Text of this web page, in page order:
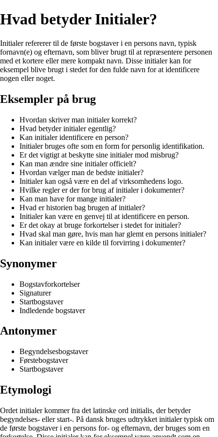
Hvad betyder Initialer?
Initialer refererer til de første bogstaver i en persons navn, typisk
fornavn(e) og efternavn, som bliver brugt til at repræsentere personen
med et kortere eller mere kompakt navn. Disse initialer kan for
eksempel blive brugt i stedet for den fulde navn for at identificere
nogen eller noget.
Eksempler på brug
Hvordan skriver man initialer korrekt?
Hvad betyder initialer egentlig?
Kan initialer identificere en person?
Initialer bruges ofte som en form for personlig identifikation.
Er det vigtigt at beskytte sine initialer mod misbrug?
Kan man ændre sine initialer officielt?
Hvordan vælger man de bedste initialer?
Initialer kan også være en del af virksomhedens logo.
Hvilke regler er der for brug af initialer i dokumenter?
Kan man have for mange initialer?
Hvad er historien bag brugen af initialer?
Initialer kan være en genvej til at identificere en person.
Er det okay at bruge forkortelser i stedet for initialer?
Hvad skal man gøre, hvis man har glemt en persons initialer?
Kan initialer være en kilde til forvirring i dokumenter?
Synonymer
Bogstavforkortelser
Signaturer
Startbogstaver
Indledende bogstaver
Antonymer
Begyndelsesbogstaver
Førstebogstaver
Startbogstaver
Etymologi
Ordet initialer kommer fra det latinske ord initialis, der betyder
begyndelses- eller start-. På dansk bruges udtrykket initialer typisk om
de første bogstaver i en persons for- og efternavn, der bruges som en